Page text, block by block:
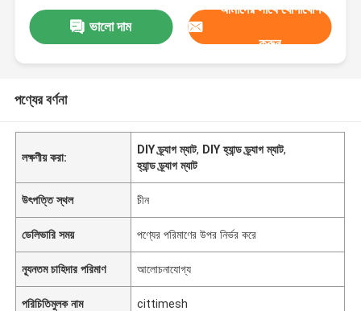
ভালো দাম
আমাদের সাথে যোগাযোগ
করুন
পণ্যের বর্ণনা
লক্ষণীয় করা:
DIY ড্র্যাগ ম্যাট, DIY হ্যান্ড ড্র্যাগ ম্যাট,
হ্যান্ড ড্র্যাগ ম্যাট
উৎপত্তি স্থল চীন
ডেলিভারি সময় পণ্যের পরিমাণের উপর নির্ভর করে
ন্যূনতম চাহিদার পরিমাণ আলোচনাযোগ্য
পরিচিতিমুলক নাম cittimesh